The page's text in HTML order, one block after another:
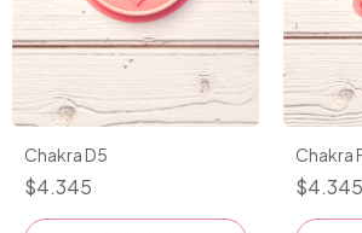
Chakra D5
$4.345
Chakra
$4.345